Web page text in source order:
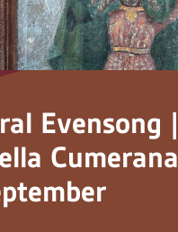
Evensong |
Cumerana